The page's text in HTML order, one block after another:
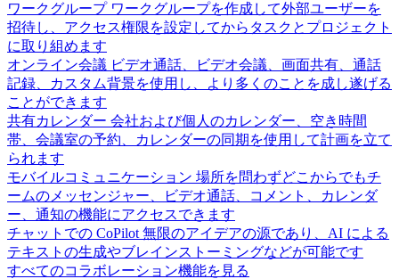
ワークグループ ワークグループを作成して外部ユーザーを
招待し、アクセス権限を設定してからタスクとプロジェクト
に取り組めます
オンライン会議 ビデオ通話、ビデオ会議、画面共有、通話
記録、カスタム背景を使用し、より多くのことを成し遂げる
ことができます
共有カレンダー 会社および個人のカレンダー、空き時間
帯、会議室の予約、カレンダーの同期を使用して計画を立て
られます
モバイルコミュニケーション 場所を問わずどこからでもチ
ームのメッセンジャー、ビデオ通話、コメント、カレンダ
ー、通知の機能にアクセスできます
チャットでの CoPilot 無限のアイデアの源であり、AI による
テキストの生成やブレインストーミングなどが可能です
すべてのコラボレーション機能を見る